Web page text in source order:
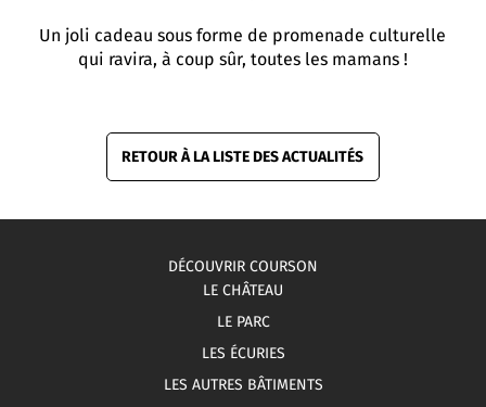
Un joli cadeau sous forme de promenade culturelle
qui ravira, à coup sûr, toutes les mamans !
RETOUR À LA LISTE DES ACTUALITÉS
DÉCOUVRIR COURSON
LE CHÂTEAU
LE PARC
LES ÉCURIES
LES AUTRES BÂTIMENTS